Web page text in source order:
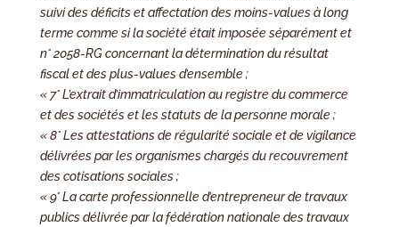
suivi des déficits et affectation des moins-values à long
terme comme si la société était imposée séparément et
n° 2058-RG concernant la détermination du résultat
fiscal et des plus-values d’ensemble ;
« 7° L’extrait d’immatriculation au registre du commerce
et des sociétés et les statuts de la personne morale ;
« 8° Les attestations de régularité sociale et de vigilance
délivrées par les organismes chargés du recouvrement
des cotisations sociales ;
« 9° La carte professionnelle d’entrepreneur de travaux
publics délivrée par la fédération nationale des travaux